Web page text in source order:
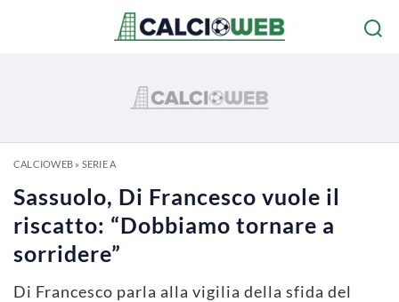
CALCIOWEB» SERIE A
Sassuolo, Di Francesco vuole il
riscatto: “Dobbiamo tornare a
sorridere”
Di Francesco parla alla vigilia della sfida del